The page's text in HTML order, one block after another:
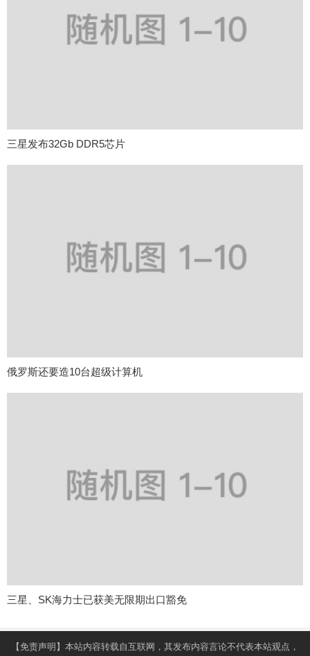
三星发布32Gb DDR5芯片
俄罗斯还要造10台超级计算机
三星、SK海力士已获美无限期出口豁免
【免责声明】本站内容转载自互联网，其发布内容言论不代表本站观点，